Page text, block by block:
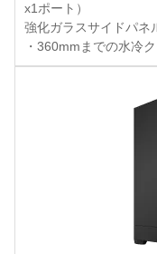
x1ポート）
強化ガラスサイドパネ
・360mmまでの水冷